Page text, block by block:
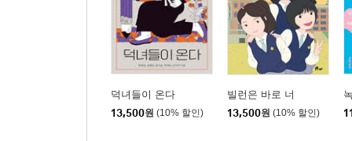
덕녀들이 온다
13,500원 (10% 할인)
빌런은 바로 너
13,500원 (10% 할인)